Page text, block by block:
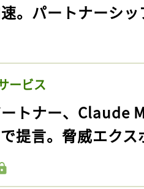
。パートナーシ
ービス
ートナー、Claude
提言。脅威エク
会員登録